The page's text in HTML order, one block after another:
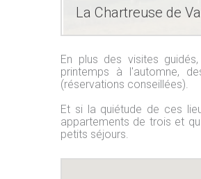
La Chartreuse de
En plus des visites
printemps à l'automne,
(réservations conseillées).
Et si la quiétude de ces
appartements de trois et
petits séjours.